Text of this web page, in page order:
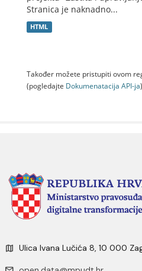
Stranica je naknadno...
HTML
Također možete pristupiti ovom
(pogledajte Dokumenаtаcijа API-jа